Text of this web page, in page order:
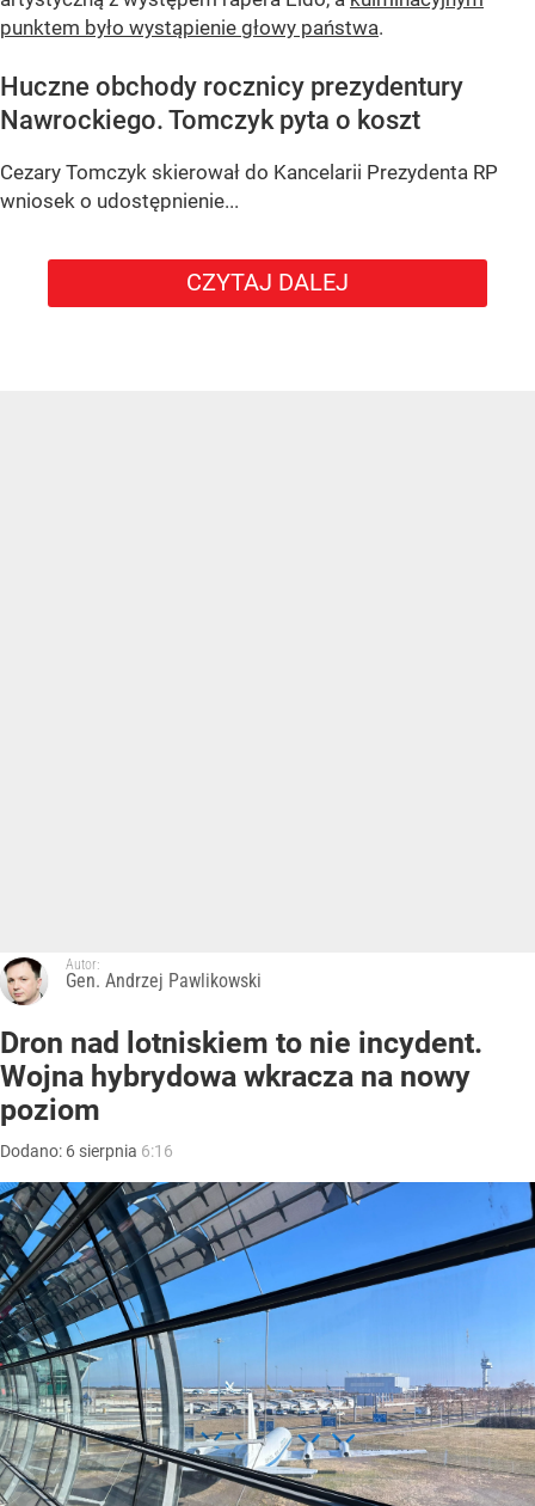
punktem było wystąpienie głowy państwa.
Huczne obchody rocznicy prezydentury
Nawrockiego. Tomczyk pyta o koszt
Cezary Tomczyk skierował do Kancelarii Prezydenta RP
wniosek o udostępnienie...
CZYTAJ DALEJ
Autor:
Gen. Andrzej Pawlikowski
Dron nad lotniskiem to nie incydent.
Wojna hybrydowa wkracza na nowy
poziom
Dodano: 6 sierpnia 6:16